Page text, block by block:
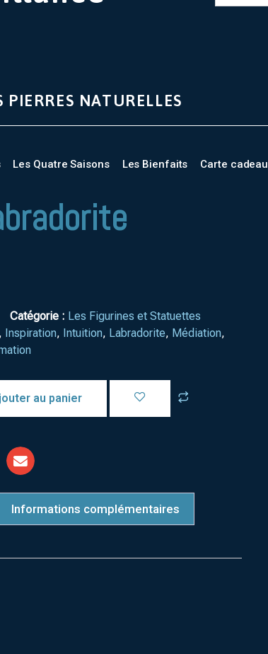
NATURELLES
Les Quatre Saisons Les Bienfaits Carte cadeau
Catégorie : Les Figurines et Statuettes
, Inspiration, Intuition, Labradorite, Médiation,
au panier
Informations complémentaires